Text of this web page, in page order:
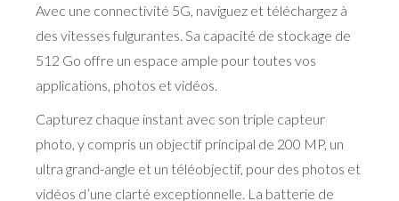
Avec une connectivité 5G, naviguez et téléchargez à
des vitesses fulgurantes. Sa capacité de stockage de
512 Go offre un espace ample pour toutes vos
applications, photos et vidéos.
Capturez chaque instant avec son triple capteur
photo, y compris un objectif principal de 200 MP, un
ultra grand-angle et un téléobjectif, pour des photos et
vidéos d’une clarté exceptionnelle. La batterie de